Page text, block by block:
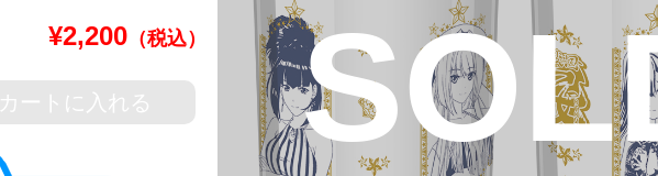
¥2,200 （税込）
カートに入れる